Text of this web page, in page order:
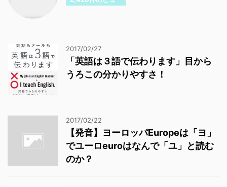
2017/02/27
「英語は３語で伝わります」目から
うろこの分かりやすさ！
2017/02/22
【発音】ヨーロッパEuropeは「ヨ」
でユーロeuroはなんで「ユ」と読む
のか？